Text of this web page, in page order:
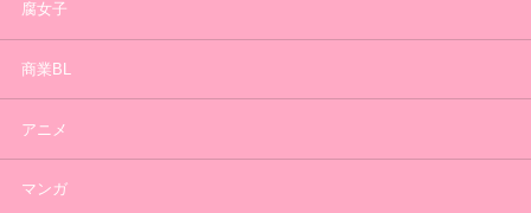
腐女子
商業BL
アニメ
マンガ